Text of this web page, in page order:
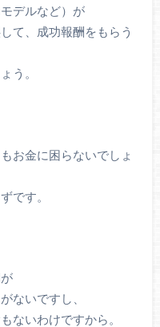
デルなど）が
て、成功報酬をもらう
う。
お金に困らないでしょ
です。
ないですし、
ないわけですから。